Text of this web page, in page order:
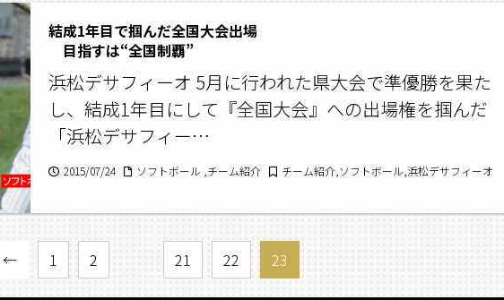
結成1年目で掴んだ全国大会出場
目指すは“全国制覇”
浜松デサフィーオ 5月に行われた県大会で準優勝を果た
し、結成1年目にして『全国大会』への出場権を掴んだ
「浜松デサフィー…
2015/07/24 ソフトボール ,チーム紹介 チーム紹介,ソフトボール,浜松デサフィーオ
← 1 2 21 22 23